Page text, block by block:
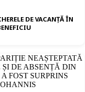
DE VACANȚĂ ÎN